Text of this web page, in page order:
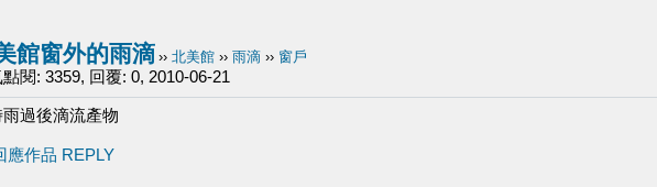
館窗外的雨滴 ›› 北美館 ›› 雨滴 ›› 窗戶
點閱: 3359, 回覆: 0, 2010-06-21
過後滴流產物
應作品 REPLY